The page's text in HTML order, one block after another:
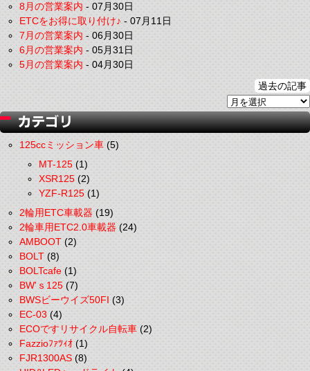
8月の営業案内-07月30日
ETCをお得に取り付け♪-07月11日
7月の営業案内-06月30日
6月の営業案内-05月31日
5月の営業案内-04月30日
過去の記事
125ccミッション車(5)
MT-125(1)
XSR125(2)
YZF-R125(1)
2輪用ETC車載器(19)
2輪車用ETC2.0車載器(24)
AMBOOT(2)
BOLT(8)
BOLTcafe(1)
BW'ｓ125(7)
BWSビーウイズ50FI(3)
EC-03(4)
ECOですリサイクル自転車(2)
Fazzioﾌｧﾂｨｵ(1)
FJR1300AS(8)